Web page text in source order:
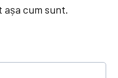
așa cum sunt.